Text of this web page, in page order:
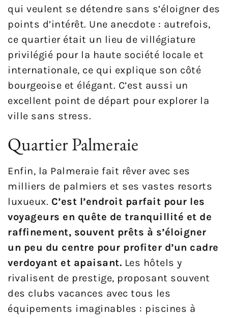
qui veulent se détendre sans s’éloigner des
points d’intérêt. Une anecdote : autrefois,
ce quartier était un lieu de villégiature
privilégié pour la haute société locale et
internationale, ce qui explique son côté
bourgeoise et élégant. C’est aussi un
excellent point de départ pour explorer la
ville sans stress.
Quartier Palmeraie
Enfin, la Palmeraie fait rêver avec ses
milliers de palmiers et ses vastes resorts
luxueux. C’est l’endroit parfait pour les
voyageurs en quête de tranquillité et de
raffinement, souvent prêts à s’éloigner
un peu du centre pour profiter d’un cadre
verdoyant et apaisant. Les hôtels y
rivalisent de prestige, proposant souvent
des clubs vacances avec tous les
équipements imaginables : piscines à